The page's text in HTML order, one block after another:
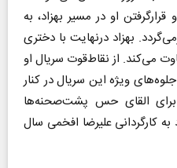
او در مسیر بهزاد، به
بهزاد درنهایت با دختری
می‌کند. از نقاط‌قوت سریال او
ویژه این سریال در کنار
القای حس پشت‌صحنه‌ها
کارگردانی علیرضا افخمی سال